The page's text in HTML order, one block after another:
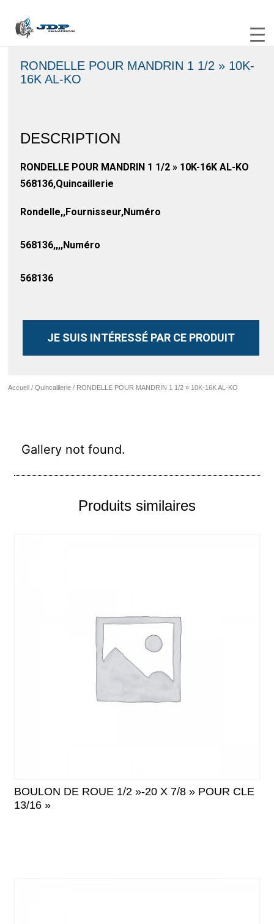
Accueil /Quincaillerie / RONDELLE POUR MANDRIN 1 1/2 » 10K-16K AL-KO
Gallery not found.
RONDELLE POUR MANDRIN 1 1/2 » 10K-
16K AL-KO
DESCRIPTION
RONDELLE POUR MANDRIN 1 1/2 » 10K-16K AL-KO
568136,Quincaillerie
Rondelle,,Fournisseur,Numéro
568136,,,,Numéro
568136
JE SUIS INTÉRESSÉ PAR CE PRODUIT
Produits similaires
BOULON DE ROUE 1/2 »-20 X 7/8 » POUR CLE
13/16 »